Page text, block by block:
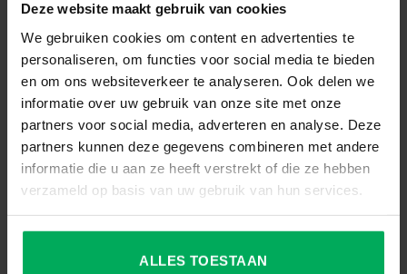
Deze website maakt gebruik van cookies
We gebruiken cookies om content en advertenties te
personaliseren, om functies voor social media te bieden
en om ons websiteverkeer te analyseren. Ook delen we
informatie over uw gebruik van onze site met onze
partners voor social media, adverteren en analyse. Deze
partners kunnen deze gegevens combineren met andere
informatie die u aan ze heeft verstrekt of die ze hebben
verzameld op basis van uw gebruik van hun services.
ALLES TOESTAAN
U kunt de bestanden ook viahttps://www.hightail.com/
of
https://wetransfer.com versturen (beide gratis).
Wij hebben geen ftp server. Indien u wel een ftp server
heeft, kunnen wij dit ook bij uw server eraf halen.
Tip
Heeft u deze bestanden niet? Informeer dan eens bij uw
papierdrukker of reclamebureau.